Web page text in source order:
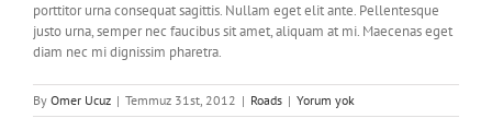
porttitor urna consequat sagittis. Nullam eget elit ante. Pellentesque
justo urna, semper nec faucibus sit amet, aliquam at mi. Maecenas eget
diam nec mi dignissim pharetra.
By Omer Ucuz | Temmuz 31st, 2012 | Roads | Yorum yok